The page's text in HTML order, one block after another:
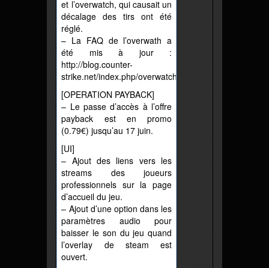
et l’overwatch, qui causait un
décalage des tirs ont été
réglé.
– La FAQ de l’overwath a
été mis à jour :
http://blog.counter-
strike.net/index.php/overwatch/
[OPERATION PAYBACK]
– Le passe d’accès à l’offre
payback est en promo
(0.79€) jusqu’au 17 juin.
[UI]
– Ajout des liens vers les
streams des joueurs
professionnels sur la page
d’accueil du jeu.
– Ajout d’une option dans les
paramètres audio pour
baisser le son du jeu quand
l’overlay de steam est
ouvert.